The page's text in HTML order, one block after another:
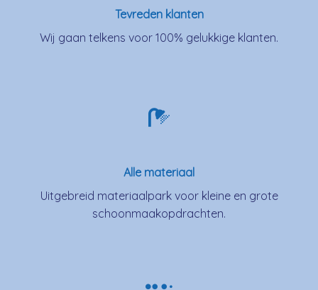
Tevreden klanten
Wij gaan telkens voor 100% gelukkige klanten.
Alle materiaal
Uitgebreid materiaalpark voor kleine en grote
schoonmaakopdrachten.